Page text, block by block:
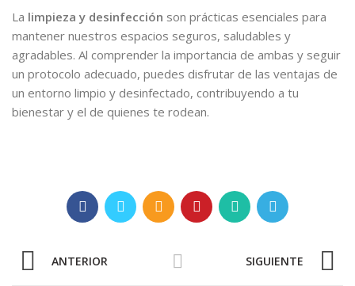
La limpieza y desinfección son prácticas esenciales para
mantener nuestros espacios seguros, saludables y
agradables. Al comprender la importancia de ambas y seguir
un protocolo adecuado, puedes disfrutar de las ventajas de
un entorno limpio y desinfectado, contribuyendo a tu
bienestar y el de quienes te rodean.
ANTERIOR SIGUIENTE